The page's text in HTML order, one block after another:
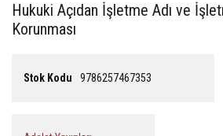
Hukuki Açıdan İşletme Adı ve
Korunması
Stok Kodu 9786257467353